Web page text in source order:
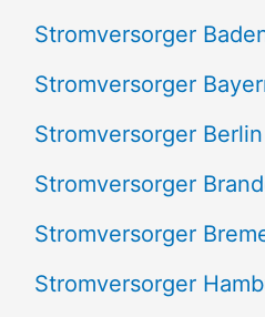
h
:
Stromversorger
Stromversorger
Stromversorger Berlin
Stromversorger
Stromversorger
Stromversorger